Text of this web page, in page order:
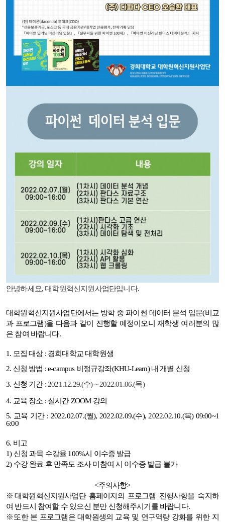
안녕하세요, 대학원혁신지원사업단입니다.
대학원혁신지원사업단에서는 방학 중 파이썬 데이터 분석 입문(비교
과 프로그램)을 다음과 같이 진행할 예정이오니 재학생 여러분의 많
은 참여 바랍니다.
1. 모집 대상 : 경희대학교 대학원생
2. 신청 방법 : e-campus 비정규강좌(KHU-Learn)내 개별 신청
3. 신청 기간 :2021.12.29.(수) ~ 2022.01.06.(목)
4. 교육 장소 : 실시간ZOOM 강의
5. 교육 기간 : 2022.02.07.(월), 2022.02.09.(수), 2022.02.10.(목) 09:00~1
6:00
6. 비고
1) 신청 과목 수강율 100%시 이수증 발급
2) 수강 완료 후 만족도 조사 미참여 시 이수증 발급 불가
<주의사항>
※대학원혁신지원사업단 홈페이지의 프로그램 진행사항을 숙지하
여 반드시 참여할 수 있으신 분만 신청해주시기를 바랍니다.
※또한 본 프로그램은 대학원생의 교육 및 연구역량 강화를 위한 지